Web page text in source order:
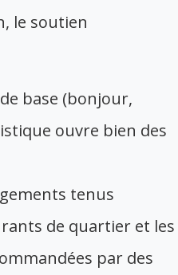
le soutien
base (bonjour,
ouvre bien des
tenus
de quartier et les
par des